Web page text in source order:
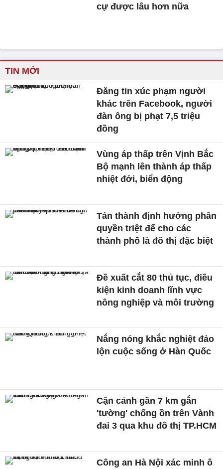
cự được lâu hơn nữa
TIN MỚI
Đăng tin xúc phạm người
khác trên Facebook, người
đàn ông bị phạt 7,5 triệu
đồng
Vùng áp thấp trên Vịnh Bắc
Bộ mạnh lên thành áp thấp
nhiệt đới, biển động
Tán thành định hướng phân
quyền triệt để cho các
thành phố là đô thị đặc biệt
Đề xuất cắt 80 thủ tục, điều
kiện kinh doanh lĩnh vực
nông nghiệp và môi trường
Nắng nóng khắc nghiệt đảo
lộn cuộc sống ở Hàn Quốc
Cận cảnh gần 7 km gắn
'tường' chống ồn trên Vành
đai 3 qua khu đô thị TP.HCM
Công an Hà Nội xác minh ô